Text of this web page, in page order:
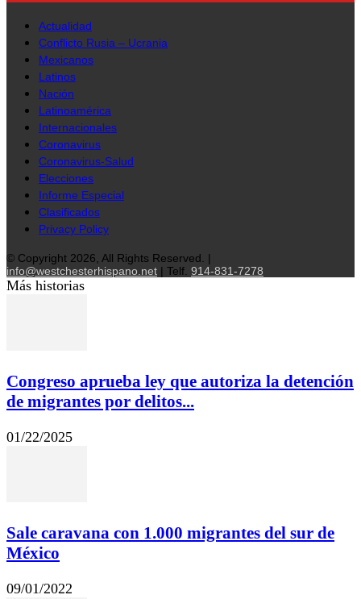
Actualidad
Conflicto Rusia – Ucrania
Mexicanos
Latinos
Nación
Latinoamérica
Internacionales
Coronavirus
Coronavirus-Salud
Elecciones
Informe Especial
Clasificados
Privacy Policy
© Copyright 2026, All Rights Reserved. |
info@westchesterhispano.net | Telf. 914-831-7278
Más historias
Congreso aprueba ley que autoriza la detención
de migrantes por delitos...
01/22/2025
Sale caravana con 1.000 migrantes del sur de
México
09/01/2022